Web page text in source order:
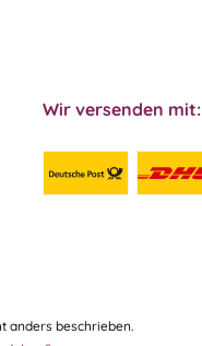
Wir versenden mit:
anders beschrieben.